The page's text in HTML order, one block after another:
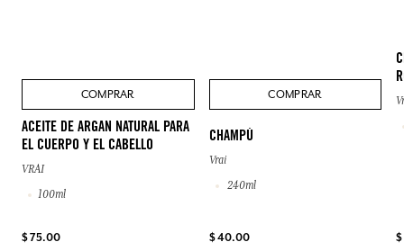
COMPRAR
ACEITE DE ARGAN NATURAL PARA
EL CUERPO Y EL CABELLO
VRAI
100ml
$ 75.00
COMPRAR
CHAMPÚ
Vrai
240ml
$ 40.00